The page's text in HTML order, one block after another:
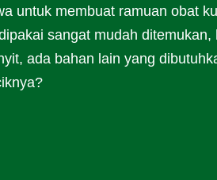
untuk membuat ramuan obat
sangat mudah ditemukan,
ada bahan lain yang